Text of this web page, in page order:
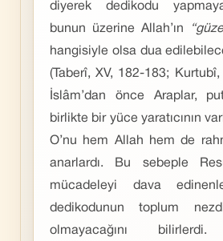
diyerek dedikodu
bunun üzerine Allah’ın
hangisiyle olsa dua
(Taberî, XV, 182-183;
İslâm’dan önce Araplar,
birlikte bir yüce yaratıcının
O’nu hem Allah hem de
anarlardı. Bu sebeple
mücadeleyi dava
dedikodunun toplum
olmayacağını bilirlerdi.